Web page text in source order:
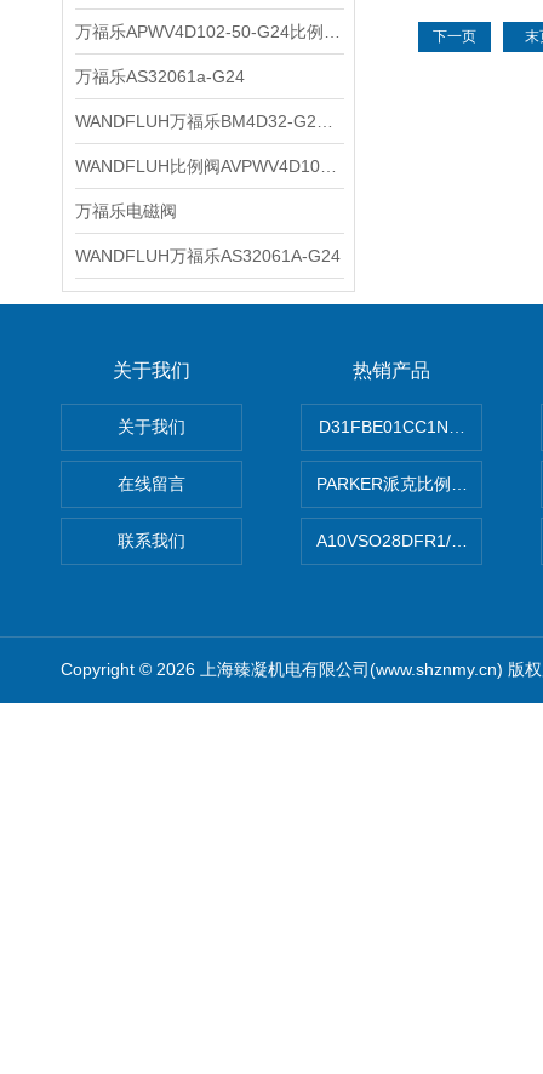
万福乐AS32061a-G24
万福乐电磁阀
WANDFLUH万福乐AS32061A-G24
下一页 末
关于我们
关于我们
在线留言
联系我们
热销产品
PARKER派克比例阀 柱塞泵
A10VSO28DFR1/
Copyright © 2026 上海臻凝机电有限公司(www.shznmy.cn) 版